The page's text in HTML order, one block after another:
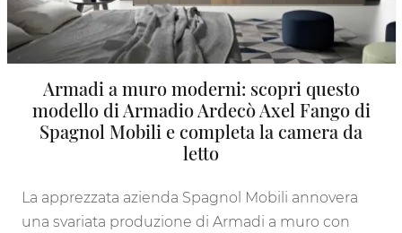
Armadi a muro moderni: scopri questo
modello di Armadio Ardecò Axel Fango di
Spagnol Mobili e completa la camera da
letto
La apprezzata azienda Spagnol Mobili annovera
una svariata produzione di Armadi a muro con